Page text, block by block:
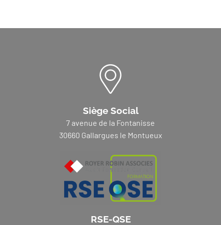
Siège Social
7 avenue de la Fontanisse
30660 Gallargues le Montueux
RSE-QSE